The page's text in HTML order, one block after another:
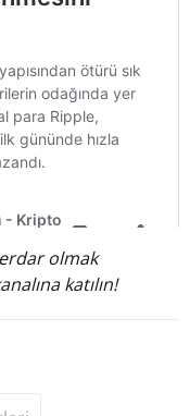
olmak
katılın!